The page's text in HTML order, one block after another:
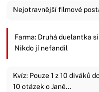
Nejotravnější filmové
Farma: Druhá duelantka
Nikdo jí nefandil
Kvíz: Pouze 1 z 10 diváků
10 otázek o Janě…